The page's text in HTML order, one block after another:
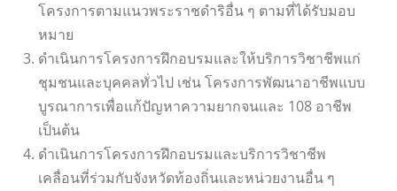
โครงการตามแนวพระราชดำริอื่น ๆ ตามที่ได้รับมอบ
หมาย
ดำเนินการโครงการฝึกอบรมและให้บริการวิชาชีพแก่
ชุมชนและบุคคลทั่วไป เช่น โครงการพัฒนาอาชีพแบบ
บูรณาการเพื่อแก้ปัญหาความยากจนและ 108 อาชีพ
เป็นต้น
ดำเนินการโครงการฝึกอบรมและบริการวิชาชีพ
เคลื่อนที่ร่วมกับจังหวัดท้องถิ่นและหน่วยงานอื่น ๆ